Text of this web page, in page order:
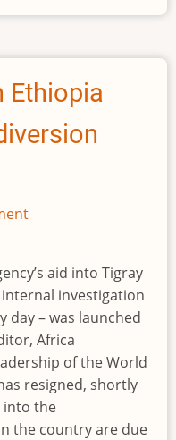
Ethiopia
aid into Tigray
investigation
day – was launched
Africa
of the World
resigned, shortly
into the
the country are due